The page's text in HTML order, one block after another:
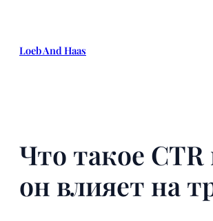
content
Loeb And Haas
Что такое CTR
он влияет на